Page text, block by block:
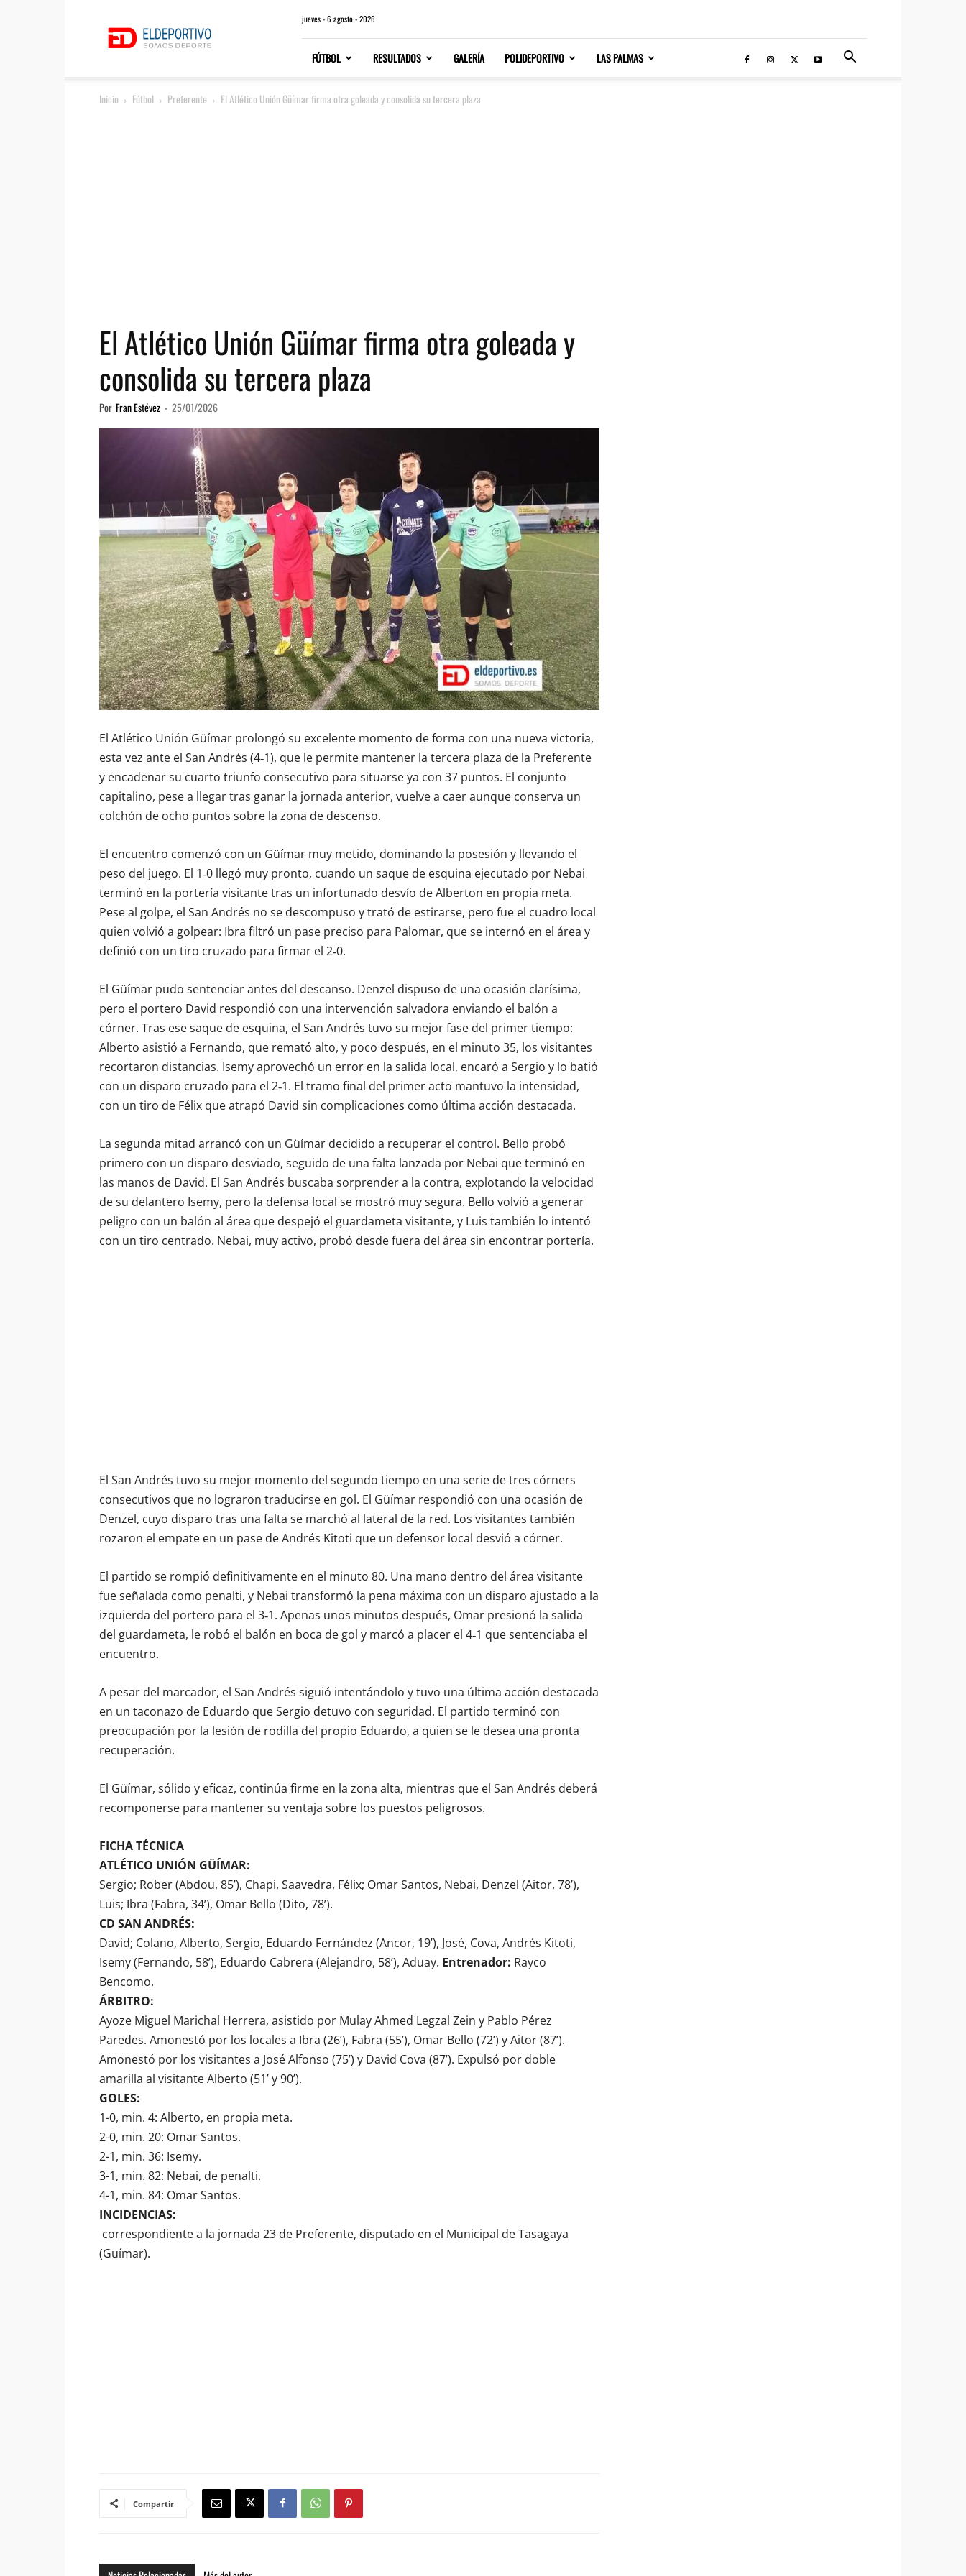
jueves - 6 agosto - 2026
FÚTBOL RESULTADOS GALERÍA POLIDEPORTIVO LAS PALMAS
Inicio Fútbol Preferente El Atlético Unión Güímar firma otra goleada y consolida su tercera plaza
El Atlético Unión Güímar firma otra goleada y
consolida su tercera plaza
Por Fran Estévez - 25/01/2026
El Atlético Unión Güímar prolongó su excelente momento de forma con una nueva victoria,
esta vez ante el San Andrés (4‑1), que le permite mantener la tercera plaza de la Preferente
y encadenar su cuarto triunfo consecutivo para situarse ya con 37 puntos. El conjunto
capitalino, pese a llegar tras ganar la jornada anterior, vuelve a caer aunque conserva un
colchón de ocho puntos sobre la zona de descenso.
El encuentro comenzó con un Güímar muy metido, dominando la posesión y llevando el
peso del juego. El 1‑0 llegó muy pronto, cuando un saque de esquina ejecutado por Nebai
terminó en la portería visitante tras un infortunado desvío de Alberton en propia meta.
Pese al golpe, el San Andrés no se descompuso y trató de estirarse, pero fue el cuadro local
quien volvió a golpear: Ibra filtró un pase preciso para Palomar, que se internó en el área y
definió con un tiro cruzado para firmar el 2‑0.
El Güímar pudo sentenciar antes del descanso. Denzel dispuso de una ocasión clarísima,
pero el portero David respondió con una intervención salvadora enviando el balón a
córner. Tras ese saque de esquina, el San Andrés tuvo su mejor fase del primer tiempo:
Alberto asistió a Fernando, que remató alto, y poco después, en el minuto 35, los visitantes
recortaron distancias. Isemy aprovechó un error en la salida local, encaró a Sergio y lo batió
con un disparo cruzado para el 2‑1. El tramo final del primer acto mantuvo la intensidad,
con un tiro de Félix que atrapó David sin complicaciones como última acción destacada.
La segunda mitad arrancó con un Güímar decidido a recuperar el control. Bello probó
primero con un disparo desviado, seguido de una falta lanzada por Nebai que terminó en
las manos de David. El San Andrés buscaba sorprender a la contra, explotando la velocidad
de su delantero Isemy, pero la defensa local se mostró muy segura. Bello volvió a generar
peligro con un balón al área que despejó el guardameta visitante, y Luis también lo intentó
con un tiro centrado. Nebai, muy activo, probó desde fuera del área sin encontrar portería.
El San Andrés tuvo su mejor momento del segundo tiempo en una serie de tres córners
consecutivos que no lograron traducirse en gol. El Güímar respondió con una ocasión de
Denzel, cuyo disparo tras una falta se marchó al lateral de la red. Los visitantes también
rozaron el empate en un pase de Andrés Kitoti que un defensor local desvió a córner.
El partido se rompió definitivamente en el minuto 80. Una mano dentro del área visitante
fue señalada como penalti, y Nebai transformó la pena máxima con un disparo ajustado a la
izquierda del portero para el 3‑1. Apenas unos minutos después, Omar presionó la salida
del guardameta, le robó el balón en boca de gol y marcó a placer el 4‑1 que sentenciaba el
encuentro.
A pesar del marcador, el San Andrés siguió intentándolo y tuvo una última acción destacada
en un taconazo de Eduardo que Sergio detuvo con seguridad. El partido terminó con
preocupación por la lesión de rodilla del propio Eduardo, a quien se le desea una pronta
recuperación.
El Güímar, sólido y eficaz, continúa firme en la zona alta, mientras que el San Andrés deberá
recomponerse para mantener su ventaja sobre los puestos peligrosos.
FICHA TÉCNICA
ATLÉTICO UNIÓN GÜÍMAR:
Sergio; Rober (Abdou, 85’), Chapi, Saavedra, Félix; Omar Santos, Nebai, Denzel (Aitor, 78’),
Luis; Ibra (Fabra, 34’), Omar Bello (Dito, 78’).
CD SAN ANDRÉS:
David; Colano, Alberto, Sergio, Eduardo Fernández (Ancor, 19’), José, Cova, Andrés Kitoti,
Isemy (Fernando, 58’), Eduardo Cabrera (Alejandro, 58’), Aduay. Entrenador: Rayco
Bencomo.
ÁRBITRO:
Ayoze Miguel Marichal Herrera, asistido por Mulay Ahmed Legzal Zein y Pablo Pérez
Paredes. Amonestó por los locales a Ibra (26’), Fabra (55’), Omar Bello (72’) y Aitor (87’).
Amonestó por los visitantes a José Alfonso (75’) y David Cova (87’). Expulsó por doble
amarilla al visitante Alberto (51’ y 90’).
GOLES:
1-0, min. 4: Alberto, en propia meta.
2-0, min. 20: Omar Santos.
2-1, min. 36: Isemy.
3-1, min. 82: Nebai, de penalti.
4-1, min. 84: Omar Santos.
INCIDENCIAS:
correspondiente a la jornada 23 de Preferente, disputado en el Municipal de Tasagaya
(Güímar).
Compartir